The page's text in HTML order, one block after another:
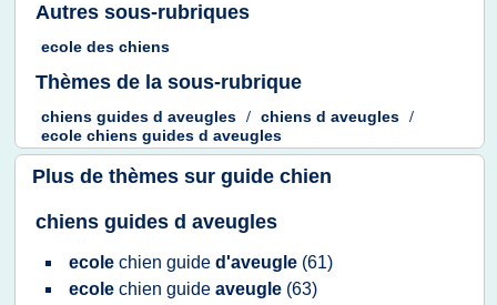
Autres sous-rubriques
ecole des chiens
Thèmes de la sous-rubrique
chiens guides d aveugles / chiens d aveugles /
ecole chiens guides d aveugles
Plus de thèmes sur guide chien
chiens guides d aveugles
ecole chien guide d'aveugle (61)
ecole chien guide aveugle (63)